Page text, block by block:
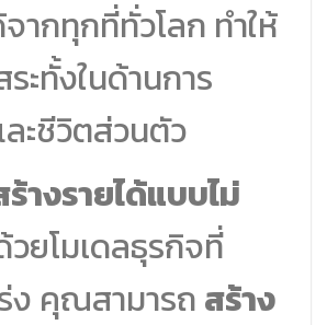
ากทุกที่ทั่วโลก ทำให้
ะทั้งในด้านการ
ะชีวิตส่วนตัว
างรายได้แบบไม่
วยโมเดลธุรกิจที่
ง คุณสามารถ สร้าง